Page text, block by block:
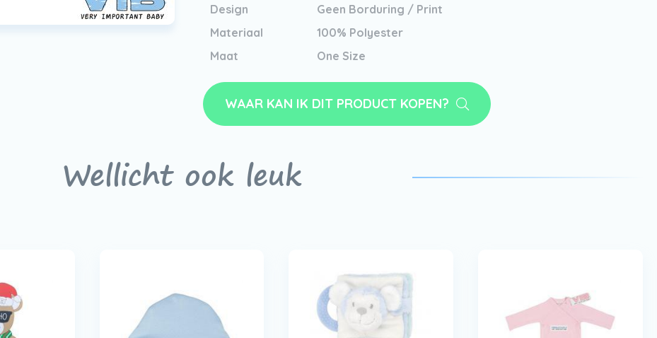
Design
Geen Borduring / Print
Materiaal
100% Polyester
Maat
One Size
WAAR KAN IK DIT PRODUCT KOPEN?
Wellicht ook leuk